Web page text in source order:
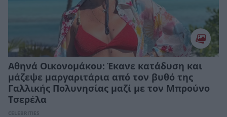
Αθηνά Οικονομάκου: Έκανε κατάδυση και
μάζεψε μαργαριτάρια από τον βυθό της
Γαλλικής Πολυνησίας μαζί με τον Μπρούνο
Τσερέλα
CELEBRITIES